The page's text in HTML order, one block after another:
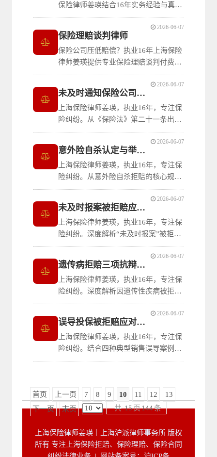
确理解恶性肿瘤的赔付门槛与分级赔付
规
保险律师姜瑛结合16年实务经验与真实
判例，分析先天性疾病免责、未如实告
知、理赔条件不符等三大拒赔理由的法
律破解路径，帮助上海家长依法为孩子
争取保障。联系电话/微信：
15316011769
保险理赔谈判律师
保险公司压低赔偿？执业16年上海保险
律师姜瑛提供专业保险理赔谈判付费咨
询。从合同审查、证据准备到赔偿协议
审核，全流程守护您的权益。谈不拢还
可无缝衔接诉讼，让每一分赔偿都落袋
为安。
2026-06-07
未及时通知保险公司理赔风险与应对
上海保险律师姜瑛，执业16年，专注保
险纠纷。从《保险法》第二十一条出
发，详细解析发生保险事故未及时通知
的法律风险与责任边界，讲清哪些情形
下迟延通知仍可获赔、哪些情形下确实
存在被拒赔的风险，并提供完整的证据
保全与应对策略。
2026-06-07
意外险自杀认定与举证责任解析
上海保险律师姜瑛，执业16年，专注保
险纠纷。从意外险自杀拒赔的核心规则
出发，解析无民事行为能力人的特殊保
护、保险公司对自杀认定的举证责任及
证明标准。帮助保险消费者在被保险公
司以自杀为由拒赔时准确判断其合理性
并有效应对。
2026-06-07
未及时报案被拒赔应对指南
上海保险律师姜瑛，执业16年，专注保
险纠纷。深度解析“未及时报案”被拒赔
的法律要点：从“及时”的实务判断标
准、保险公司的举证责任，到消费者应
如何保留证据、有效应对此类程序性拒
赔。
2026-06-07
遗传病拒赔三项抗辩策略
上海保险律师姜瑛，执业16年，专注保
险纠纷。深度解析因遗传性疾病被拒赔
的法律应对要点：从保险公司举证责
任、投保时健康告知询问范围及免责条
款效力三个维度提供抗辩思路，帮助消
费者有效应对此类拒赔纠纷。
2026-06-07
误导投保被拒赔应对指南
上海保险律师姜瑛，执业16年，专注保
险纠纷。结合四种典型销售误导案例，
揭示隐瞒病情诱导投保、银行渠道混淆
维权路径。
2026-06-07
首页 上一页 7 8 9 10 11 12
13
下一页
末页 共15页144条
上海保险律师姜瑛｜上海沪派律师事务所 版权
所有 专注上海保险拒赔、保险理赔、保险合同